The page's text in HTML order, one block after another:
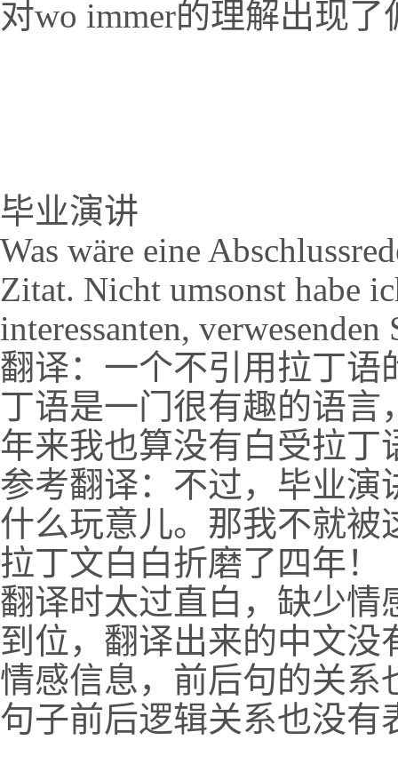
对wo immer的理解出现
毕业演讲
Was wäre eine
Zitat. Nicht umsonst habe
interessanten,
翻译：一个不引用拉丁语
丁语是一门很有趣的语
年来我也算没有白受拉丁
参考翻译：不过，毕业演
什么玩意儿。那我不就被
拉丁文白白折磨了四年！
翻译时太过直白，缺少情
到位，翻译出来的中文
情感信息，前后句的关系
句子前后逻辑关系也没有